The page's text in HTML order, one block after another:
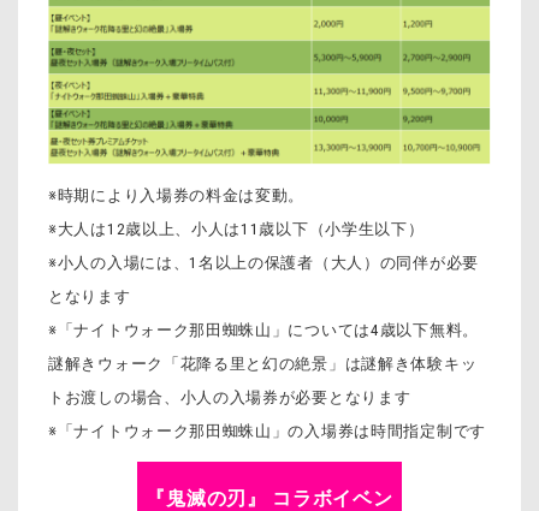
※時期により入場券の料金は変動。
※大人は12歳以上、小人は11歳以下（小学生以下）
※小人の入場には、1名以上の保護者（大人）の同伴が必要
となります
※「ナイトウォーク那田蜘蛛山」については4歳以下無料。
謎解きウォーク「花降る里と幻の絶景」は謎解き体験キッ
トお渡しの場合、小人の入場券が必要となります
※「ナイトウォーク那田蜘蛛山」の入場券は時間指定制です
『鬼滅の刃』 コラボイベン